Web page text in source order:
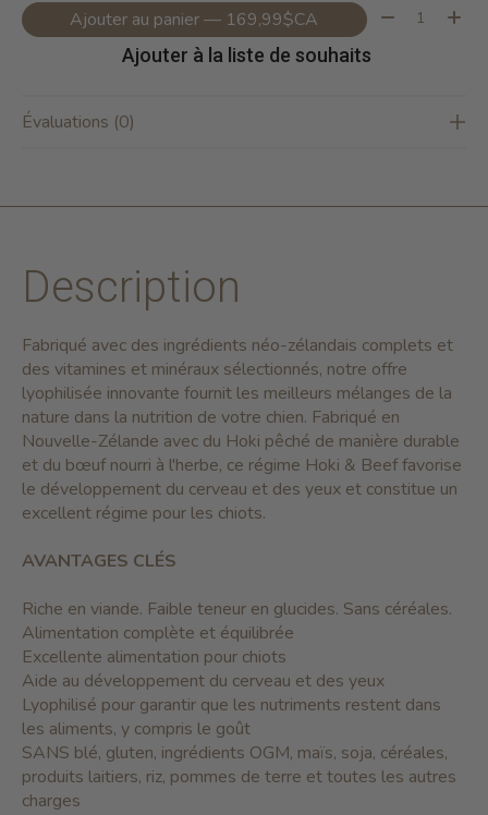
Ajouter au panier — 169,99$CA Quantité:
Ajouter à la liste de souhaits
Évaluations (0)
Description
Fabriqué avec des ingrédients néo-zélandais complets et
des vitamines et minéraux sélectionnés, notre offre
lyophilisée innovante fournit les meilleurs mélanges de la
nature dans la nutrition de votre chien. Fabriqué en
Nouvelle-Zélande avec du Hoki pêché de manière durable
et du bœuf nourri à l'herbe, ce régime Hoki & Beef favorise
le développement du cerveau et des yeux et constitue un
excellent régime pour les chiots.
AVANTAGES CLÉS
Riche en viande. Faible teneur en glucides. Sans céréales.
Alimentation complète et équilibrée
Excellente alimentation pour chiots
Aide au développement du cerveau et des yeux
Lyophilisé pour garantir que les nutriments restent dans
les aliments, y compris le goût
SANS blé, gluten, ingrédients OGM, maïs, soja, céréales,
produits laitiers, riz, pommes de terre et toutes les autres
charges